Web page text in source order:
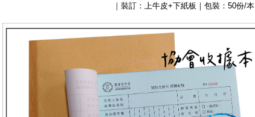
｜裝訂：上牛皮+下紙板｜包裝：50份/本